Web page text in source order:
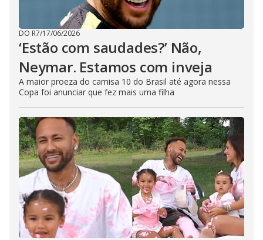
DO R7/17/06/2026
‘Estão com saudades?’ Não,
Neymar. Estamos com inveja
A maior proeza do camisa 10 do Brasil até agora nessa
Copa foi anunciar que fez mais uma filha